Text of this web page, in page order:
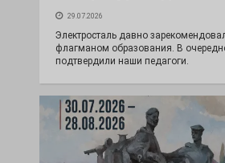
29.07.2026
Электросталь давно
флагманом образования. В
подтвердили наши педагоги.